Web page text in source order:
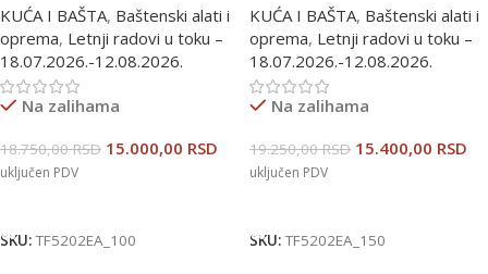
KUĆA I BAŠTA, Baštenski alati i
oprema, Letnji radovi u toku –
18.07.2026.-12.08.2026.
Na zalihama
18.750,00RSD 15.000,00 RSD
uključen PDV
SKU: TF5202EA_100
KUĆA I BAŠTA, Baštenski alati i
oprema, Letnji radovi u toku –
18.07.2026.-12.08.2026.
Na zalihama
19.250,00RSD 15.400,00 RSD
uključen PDV
SKU: TF5202EA_150